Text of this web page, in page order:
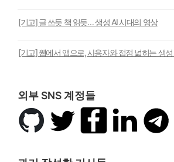
[기고] 글 쓰듯 책 읽듯… 생성 AI 시대의 영상
[기고] 웹에서 앱으로, 사용자와 접점 넓히는 생
외부 SNS 계정들
깃
허
트
위
페
북
링
텔
레